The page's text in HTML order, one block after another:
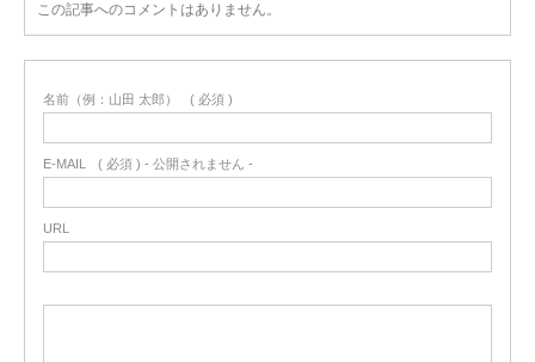
この記事へのコメントはありません。
名前（例：山田 太郎） ( 必須 )
E-MAIL ( 必須 ) - 公開されません -
URL